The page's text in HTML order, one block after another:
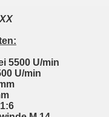
5500 U/min
U/min